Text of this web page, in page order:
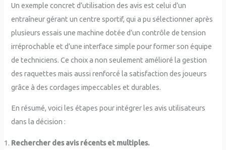
Un exemple concret d’utilisation des avis est celui d’un
entraîneur gérant un centre sportif, qui a pu sélectionner après
plusieurs essais une machine dotée d’un contrôle de tension
irréprochable et d’une interface simple pour former son équipe
de techniciens. Ce choix a non seulement amélioré la gestion
des raquettes mais aussi renforcé la satisfaction des joueurs
grâce à des cordages impeccables et durables.
En résumé, voici les étapes pour intégrer les avis utilisateurs
dans la décision :
Rechercher des avis récents et multiples.